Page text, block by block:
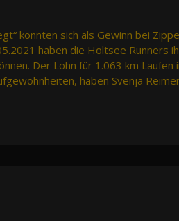
konnten sich als Gewinn bei
haben die Holtsee Runners
Der Lohn für 1.063 km Laufen
haben Svenja